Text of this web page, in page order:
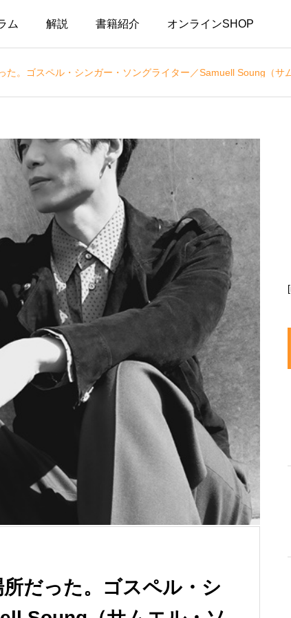
ム 解説 書籍紹介 オンラインSHOP
。ゴスペル・シンガー・ソングライター／Samuell Soung（サ
だった。ゴスペル・シ